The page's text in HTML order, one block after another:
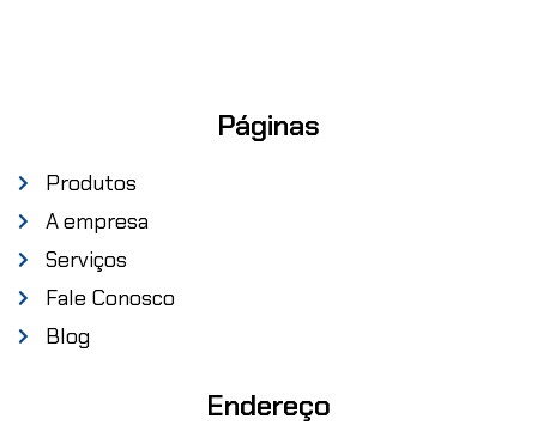
Páginas
Produtos
A empresa
Serviços
Fale Conosco
Blog
Endereço